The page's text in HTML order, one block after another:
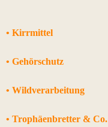
• Kirrmittel
• Gehörschutz
• Wildverarbeitung
• Trophäenbretter & Co.